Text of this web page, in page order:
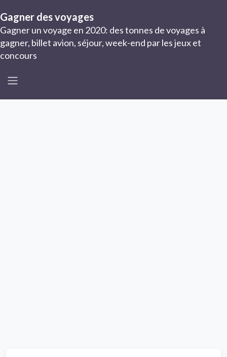
Gagner des voyages
Gagner un voyage en 2020: des tonnes de voyages à
gagner, billet avion, séjour, week-end par les jeux et
concours